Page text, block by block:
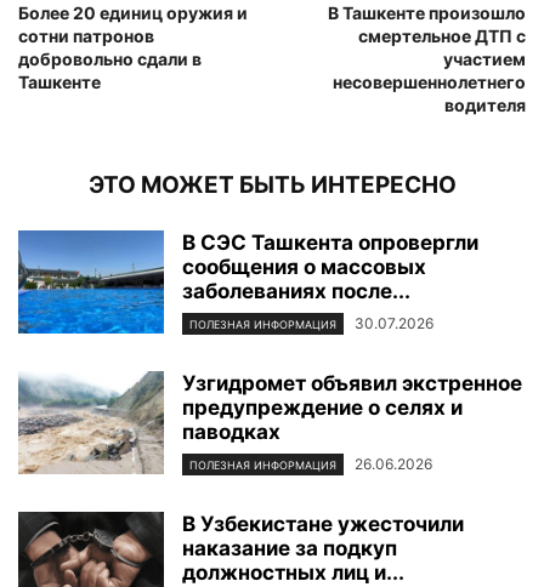
Более 20 единиц оружия и
сотни патронов
добровольно сдали в
Ташкенте
В Ташкенте произошло
смертельное ДТП с
участием
несовершеннолетнего
водителя
ЭТО МОЖЕТ БЫТЬ ИНТЕРЕСНО
В СЭС Ташкента опровергли
сообщения о массовых
заболеваниях после...
ПОЛЕЗНАЯ ИНФОРМАЦИЯ 30.07.2026
Узгидромет объявил экстренное
предупреждение о селях и
паводках
ПОЛЕЗНАЯ ИНФОРМАЦИЯ 26.06.2026
В Узбекистане ужесточили
наказание за подкуп
должностных лиц и...